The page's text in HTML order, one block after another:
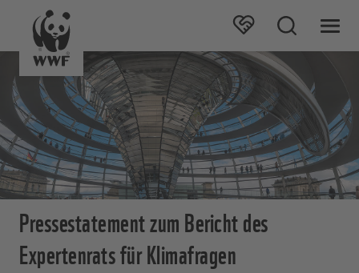
Pressestatement zum Bericht des
Expertenrats für Klimafragen